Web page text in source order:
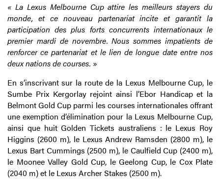
« La Lexus Melbourne Cup attire les meilleurs stayers du
monde, et ce nouveau partenariat incite et garantit la
participation des plus forts concurrents internationaux le
premier mardi de novembre. Nous sommes impatients de
renforcer ce partenariat et le lien de longue date entre nos
deux nations de courses. »
En s’inscrivant sur la route de la Lexus Melbourne Cup, le
Sumbe Prix Kergorlay rejoint ainsi l’Ebor Handicap et la
Belmont Gold Cup parmi les courses internationales offrant
une exemption d’élimination pour la Lexus Melbourne Cup,
ainsi que huit Golden Tickets australiens : le Lexus Roy
Higgins (2600 m), le Lexus Andrew Ramsden (2800 m), le
Lexus Bart Cummings (2500 m), le Caulfield Cup (2400 m),
le Moonee Valley Gold Cup, le Geelong Cup, le Cox Plate
(2040 m) et le Lexus Archer Stakes (2500 m).